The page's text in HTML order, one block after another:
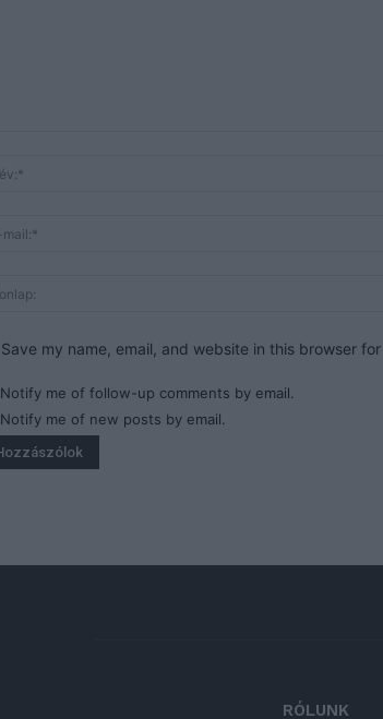
Save my name, email, and website in this browser
Notify me of follow-up comments by email.
Notify me of new posts by email.
RÓLUNK